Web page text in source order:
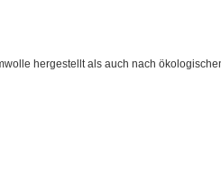
hergestellt als auch nach